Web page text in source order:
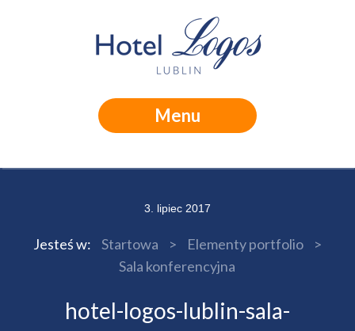
Menu
3 lipiec 2017
Jesteś w: Startowa > Elementy portfolio
>
Sala konferencyjna
hotel-logos-lublin-sala-